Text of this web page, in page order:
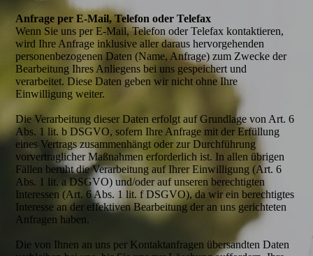
Anfrage per E-Mail, Telefon oder Telefax
Wenn Sie uns per E-Mail, Telefon oder Telefax kontaktieren,
wird Ihre Anfrage inklusive aller daraus hervorgehenden
personenbezogenen Daten (Name, Anfrage) zum Zwecke der
Bearbeitung Ihres Anliegens bei uns gespeichert und
verarbeitet. Diese Daten geben wir nicht ohne Ihre
Einwilligung weiter.
Die Verarbeitung dieser Daten erfolgt auf Grundlage von Art. 6
Abs. 1 lit. b DSGVO, sofern Ihre Anfrage mit der Erfüllung
eines Vertrags zusammenhängt oder zur Durchführung
vorvertraglicher Maßnahmen erforderlich ist. In allen übrigen
Fällen beruht die Verarbeitung auf Ihrer Einwilligung (Art. 6
Abs. 1 lit. a DSGVO) und/oder auf unseren berechtigten
Interessen (Art. 6 Abs. 1 lit. f DSGVO), da wir ein berechtigtes
Interesse an der effektiven Bearbeitung der an uns gerichteten
Anfragen haben.
Die von Ihnen an uns per Kontaktanfragen übersandten Daten